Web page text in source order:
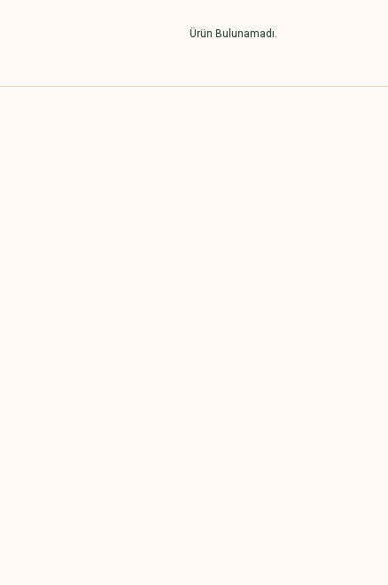
Ürün Bulunamadı.